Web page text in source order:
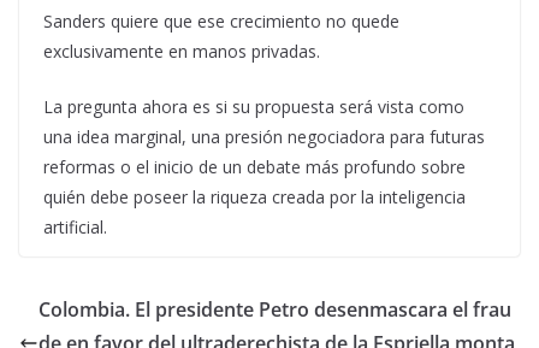
Sanders quiere que ese crecimiento no quede
exclusivamente en manos privadas.
La pregunta ahora es si su propuesta será vista como
una idea marginal, una presión negociadora para futuras
reformas o el inicio de un debate más profundo sobre
quién debe poseer la riqueza creada por la inteligencia
artificial.
Colombia. El presidente Petro desenmascara el frau